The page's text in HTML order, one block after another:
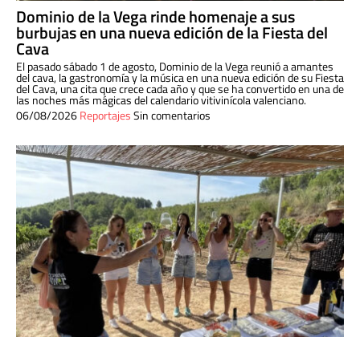
Dominio de la Vega rinde homenaje a sus
burbujas en una nueva edición de la Fiesta del
Cava
El pasado sábado 1 de agosto, Dominio de la Vega reunió a amantes
del cava, la gastronomía y la música en una nueva edición de su Fiesta
del Cava, una cita que crece cada año y que se ha convertido en una de
las noches más mágicas del calendario vitivinícola valenciano.
06/08/2026ReportajesSin comentarios